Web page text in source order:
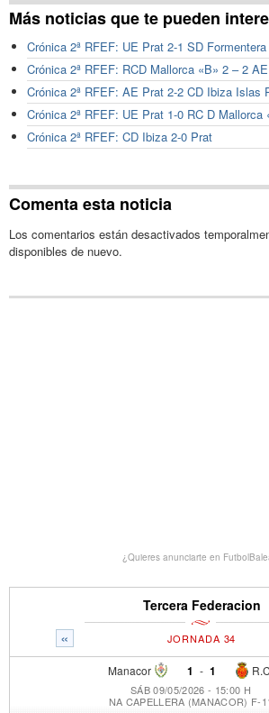
Más noticias que te pueden
Crónica 2ª RFEF: UE Prat 2-1 SD Formentera
Crónica 2ª RFEF: RCD Mallorca «B» 2 – 2
Crónica 2ª RFEF: AE Prat 2-2 CD Ibiza Islas
Crónica 2ª RFEF: UE Prat 1-0 RC D Mallorca
Crónica 2ª RFEF: CD Ibiza 2-0 Prat
Comenta esta noticia
Los comentarios están desactivados
disponibles de nuevo.
¿Quieres anunciarte en
Tercera Federacion
« JORNADA 34
Manacor 1 - 1
SÁB 09/05/2026 - 15:00 H
NA CAPELLERA (MANACOR) F-